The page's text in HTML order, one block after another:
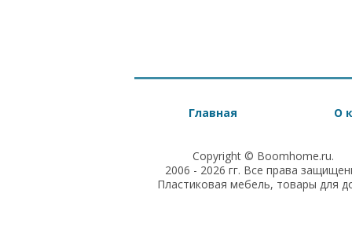
Главная О
Copyright © Boomhome.ru.
2006 - 2026 гг. Все права
Пластиковая мебель, товары для